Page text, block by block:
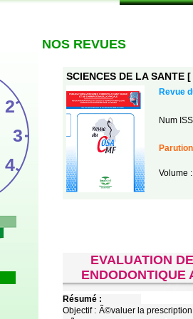
NOS REVUES
SCIENCES DE LA SANTE
Revue
Num
Volume
EVALUATION
Résumé :
Objectif : Ã©valuer la